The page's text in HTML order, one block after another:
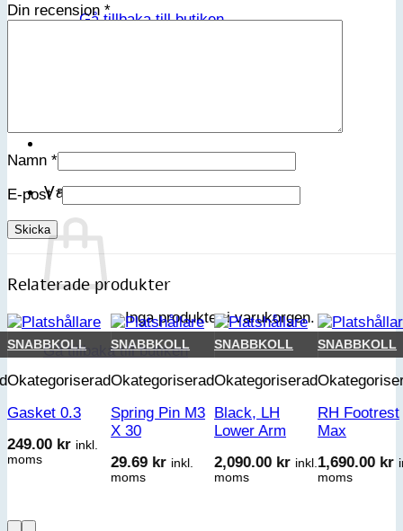
Gå tillbaka till butiken
Varukorg
Inga produkter i varukorgen.
Gå tillbaka till butiken
Din recension *
Namn *
E-post*
Relaterade produkter
SNABBKOLL
Okategoriserad
Gasket 0.3
249.00 kr inkl.
moms
SNABBKOLL
Okategoriserad
Spring Pin M3
X 30
29.69 kr inkl.
moms
SNABBKOLL
Okategoriserad
Black, LH
Lower Arm
2,090.00 kr inkl.
moms
SNABBKOLL
RH Footrest
Max
1,690.00 kr
moms